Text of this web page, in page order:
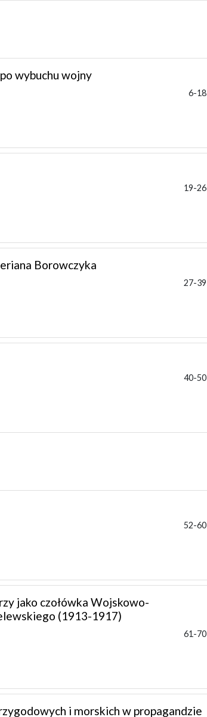
wybuchu wojny
6-18
19-26
Borowczyka
27-39
40-50
52-60
jako czołówka Wojskowo-
(1913-1917)
61-70
i morskich w propagandzie